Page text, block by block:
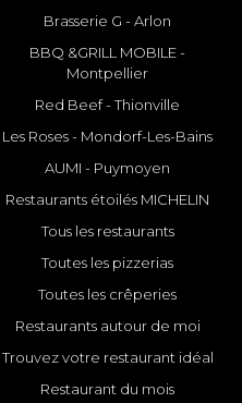
Brasserie G - Arlon
BBQ &GRILL MOBILE -
Montpellier
Red Beef - Thionville
Les Roses - Mondorf-Les-Bains
AUMI - Puymoyen
Restaurants étoilés MICHELIN
Tous les restaurants
Toutes les pizzerias
Toutes les crêperies
Restaurants autour de moi
Trouvez votre restaurant idéal
Restaurant du mois